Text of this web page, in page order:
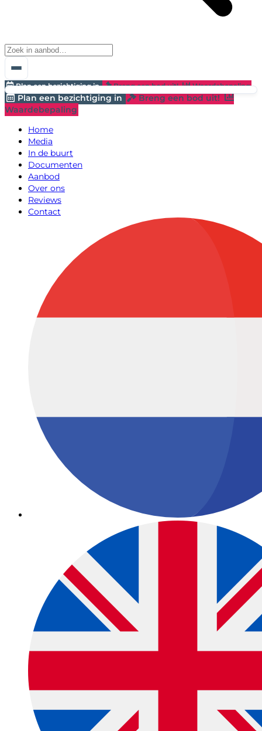
Plan een bezichtiging in Breng een bod uit! Waardebepaling
Plan een bezichtiging in
Breng een bod uit!
Waardebepaling
Home
Media
In de buurt
Documenten
Aanbod
Over ons
Reviews
Contact